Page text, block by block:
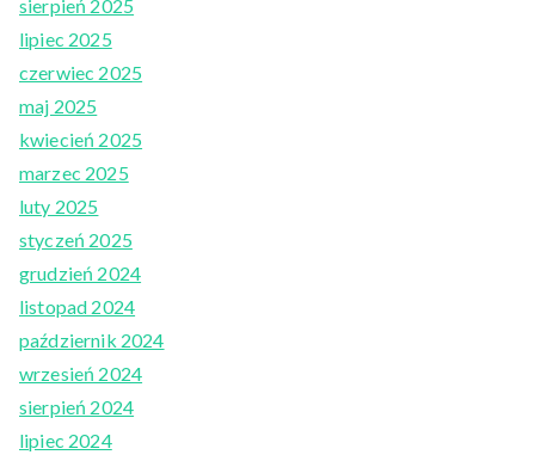
sierpień 2025
lipiec 2025
czerwiec 2025
maj 2025
kwiecień 2025
marzec 2025
luty 2025
styczeń 2025
grudzień 2024
listopad 2024
październik 2024
wrzesień 2024
sierpień 2024
lipiec 2024